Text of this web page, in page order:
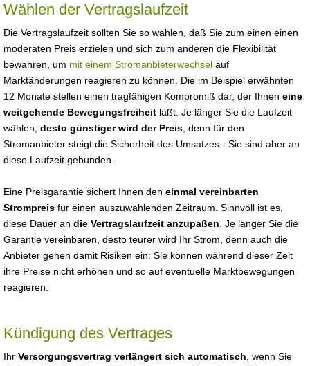
Wählen der Vertragslaufzeit
Die Vertragslaufzeit sollten Sie so wählen, daß Sie zum einen einen
moderaten Preis erzielen und sich zum anderen die Flexibilität
bewahren, um mit einem Stromanbieterwechsel auf
Marktänderungen reagieren zu können. Die im Beispiel erwähnten
12 Monate stellen einen tragfähigen Kompromiß dar, der Ihnen eine
weitgehende Bewegungsfreiheit läßt. Je länger Sie die Laufzeit
wählen, desto günstiger wird der Preis , denn für den
Stromanbieter steigt die Sicherheit des Umsatzes - Sie sind aber an
diese Laufzeit gebunden.
Eine Preisgarantie sichert Ihnen den einmal vereinbarten
Strompreis für einen auszuwählenden Zeitraum. Sinnvoll ist es,
diese Dauer an die Vertragslaufzeit anzupaßen . Je länger Sie die
Garantie vereinbaren, desto teurer wird Ihr Strom, denn auch die
Anbieter gehen damit Risiken ein: Sie können während dieser Zeit
ihre Preise nicht erhöhen und so auf eventuelle Marktbewegungen
reagieren.
Kündigung des Vertrages
Ihr Versorgungsvertrag verlängert sich automatisch , wenn Sie